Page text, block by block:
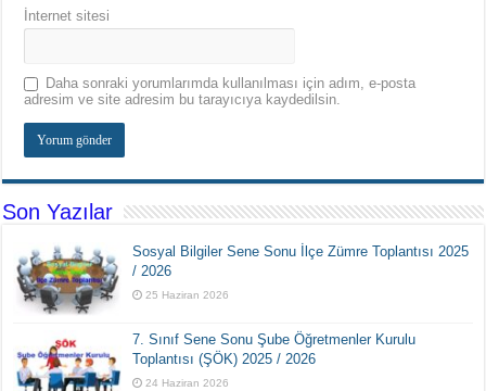
İnternet sitesi
Daha sonraki yorumlarımda kullanılması için adım, e-posta
adresim ve site adresim bu tarayıcıya kaydedilsin.
Son Yazılar
Sosyal Bilgiler Sene Sonu İlçe Zümre Toplantısı 2025
/ 2026
25 Haziran 2026
7. Sınıf Sene Sonu Şube Öğretmenler Kurulu
Toplantısı (ŞÖK) 2025 / 2026
24 Haziran 2026